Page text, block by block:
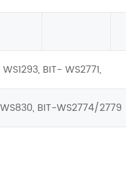
BIT- WS2771,
BIT-WS2774/2779